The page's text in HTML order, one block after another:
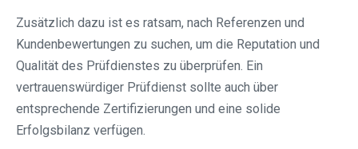
Zusätzlich dazu ist es ratsam, nach Referenzen und
Kundenbewertungen zu suchen, um die Reputation und
Qualität des Prüfdienstes zu überprüfen. Ein
vertrauenswürdiger Prüfdienst sollte auch über
entsprechende Zertifizierungen und eine solide
Erfolgsbilanz verfügen.